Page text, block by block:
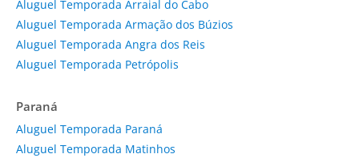
Aluguel Temporada Arraial do Cabo
Aluguel Temporada Armação dos Búzios
Aluguel Temporada Angra dos Reis
Aluguel Temporada Petrópolis
Paraná
Aluguel Temporada Paraná
Aluguel Temporada Matinhos